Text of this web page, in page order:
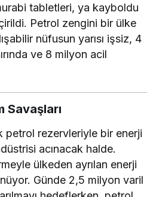
tabletleri, ya kayboldu
Petrol zengini bir ülke
nüfusun yarısı işsiz, 4
ve 8 milyon acil
Savaşları
petrol rezervleriyle bir enerji
acınacak halde.
ülkeden ayrılan enerji
Günde 2,5 milyon varil